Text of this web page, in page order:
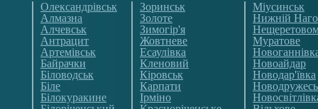
Олександрівськ
Алмазна
Алчевськ
Антрацит
Артемівськ
Байрачки
Біловодськ
Біле
Білокуракине
Зоринськ
Золоте
Зимогір'я
Жовтневе
Есаулівка
Кленовий
Кіровськ
Карпати
Ірміно
Міусинськ
Нижній
Муратове
Новоайдар
Новодар'ївка